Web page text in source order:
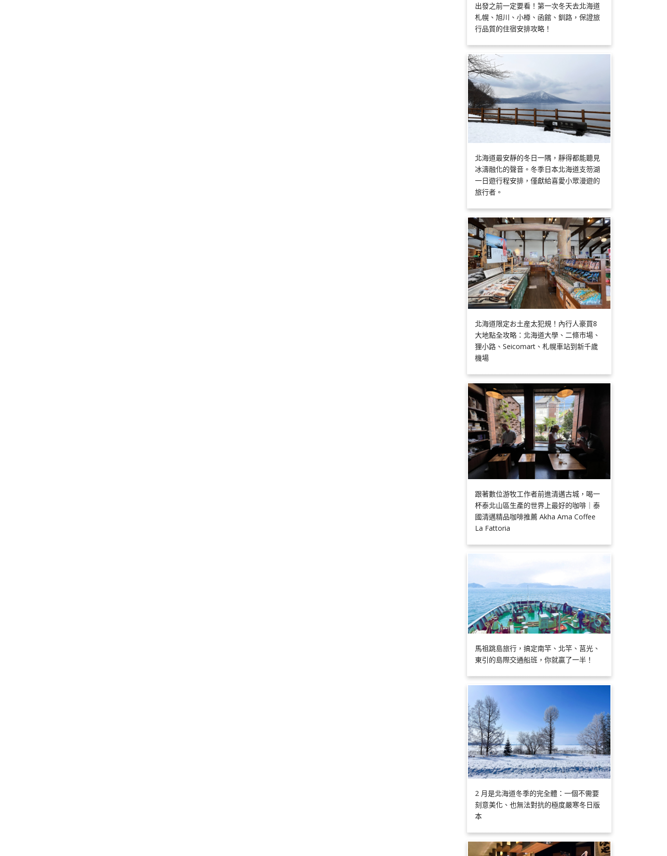
出發之前一定要看！第一次冬天去北海道
札幌、旭川、小樽、函館、釧路，保證旅
行品質的住宿安排攻略！
北海道最安靜的冬日一隅，靜得都能聽見
冰濤融化的聲音。冬季日本北海道支笏湖
一日遊行程安排，僅獻給喜愛小眾漫遊的
旅行者。
北海道限定お土産太犯規！內行人豪買8
大地點全攻略：北海道大學、二條市場、
狸小路、Seicomart、札幌車站到新千歲
機場
跟著數位游牧工作者前進清邁古城，喝一
杯泰北山區生產的世界上最好的咖啡｜泰
國清邁精品咖啡推薦 Akha Ama Coffee
La Fattoria
馬祖跳島旅行，搞定南竿、北竿、莒光、
東引的島際交通船班，你就贏了一半！
2 月是北海道冬季的完全體：一個不需要
刻意美化、也無法對抗的極度嚴寒冬日版
本